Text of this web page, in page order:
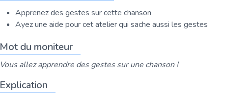
Apprenez des gestes sur cette chanson
Ayez une aide pour cet atelier qui sache aussi les gestes
Mot du moniteur
Vous allez apprendre des gestes sur une chanson !
Explication